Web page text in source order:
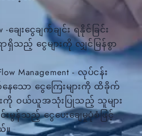
-ချေးငွေချက်ချင်း ရနိုင်ခြင်း
ာရှိသည့် ငွေများကို လျှင်မြန်စွာ
Management - လုပ်ငန်း
ော ငွေကြေးများကို ထိခိုက်
ကို ဝယ်ယူအသုံးပြုသည့် သူများ
းမွန်သည့် ငွေပေးချေမှုပုံစံဖြင့်
။